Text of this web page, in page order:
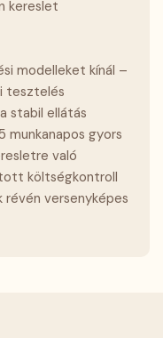
kereslet
modelleket kínál –
tesztelés
stabil ellátás
munkanapos gyors
való
költségkontroll
révén versenyképes